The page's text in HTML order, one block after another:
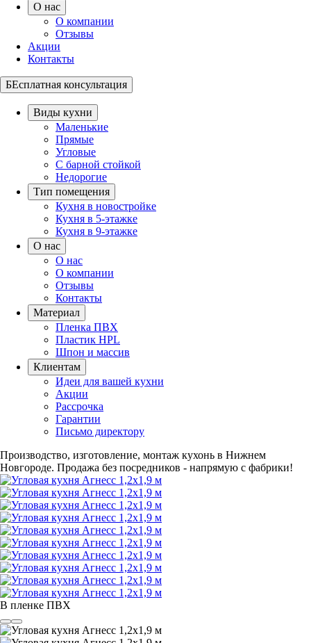
О нас
О компании
Отзывы
Акции
Контакты
БЕсплатная консультация
Виды кухни
Маленькие
Прямые
Угловые
С барной стойкой
Недорогие
Тип помещения
Кухня в новостройке
Кухня в 5-этажке
Кухня в 9-этажке
О нас
О нас
О компании
Отзывы
Контакты
Материал
Пленка ПВХ
Пластик HPL
Шпон и массив
Клиентам
Идеи для вашей кухни
Акции
Рассрочка
Гарантии
Письмо директору
Производство, изготовление, монтаж кухонь в Нижнем
Новгороде. Продажа без посредников - напрямую с фабрики!
В пленке ПВХ